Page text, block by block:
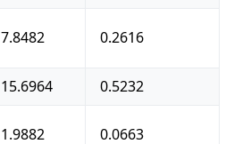
7.8482 0.2616
15.6964
0.5232
1.9882 0.0663